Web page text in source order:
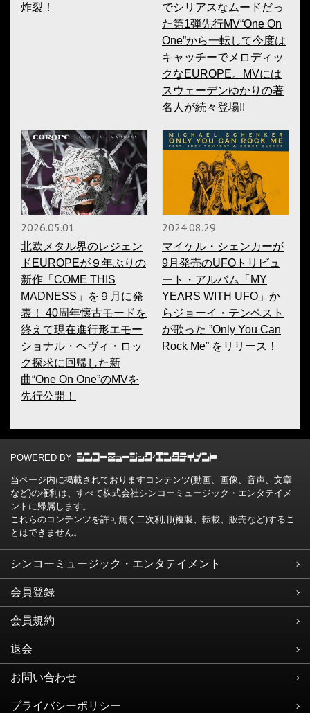
炸裂！
でシリアスなムードだっ
た第1弾先行MV“One On
One”から一転して今度は
キャッチーでメロディッ
クなEUROPE。MVには
スウェーデンゆかりの著
名人が続々登場!!
2026.05.01
北欧メタル界のレジェン
ドEUROPEが９年ぶりの
新作「COME THIS
MADNESS」を９月に発
表！ 40周年懐古モードを
終えて現在進行形エモー
ショナル・ヘヴィ・ロッ
ク探求に回帰した新
曲“One On One”のMVを
先行公開！
2024.08.29
マイケル・シェンカーが
9月発売のUFOトリビュ
ート・アルバム「MY
YEARS WITH UFO」か
らジョーイ・テンペスト
が歌った ”Only You Can
Rock Me” をリリース！
POWERED BY
当ページ内に掲載されておりますコンテンツ(動画、画像、音声、文章
など)の権利は、すべて株式会社シンコーミュージック・エンタテイメ
ントに帰属します。
これらのコンテンツを許可無く二次利用(複製、転載、販売など)するこ
とはできません。
シンコーミュージック・エンタテイメント
会員登録
会員規約
退会
お問い合わせ
プライバシーポリシー